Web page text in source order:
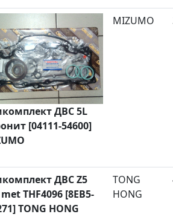
[5]
[80]
[1]
[21]
[528]
[1]
[1]
[4]
[79]
[4]
ДВС 5L
[04111-54600]
MIZUMO
ДВС Z5
THF4096 [8EB5-
TONG HONG
TONG
HONG